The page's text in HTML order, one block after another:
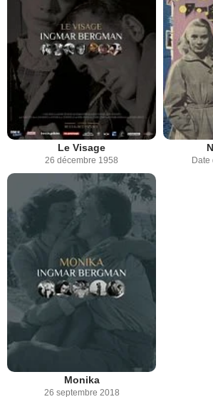
Le Visage
26 décembre 1958 Date
Monika
26 septembre 2018